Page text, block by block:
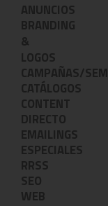
ANUNCIOS
BRANDING
&
LOGOS
CAMPAÑAS/SEM
CATÁLOGOS
CONTENT
DIRECTO
EMAILINGS
ESPECIALES
RRSS
SEO
WEB